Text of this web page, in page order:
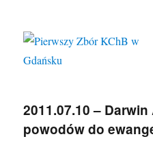
2011.07.10 –
powodów do